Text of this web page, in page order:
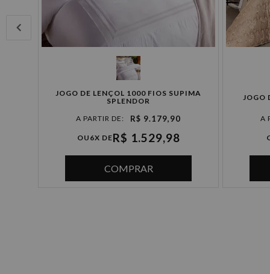
JOGO DE LENÇOL 1000 FIOS SUPIMA
SPLENDOR
R$ 9.179,90
OU 6X DER$ 1.529,98
COMPRAR
JOGO